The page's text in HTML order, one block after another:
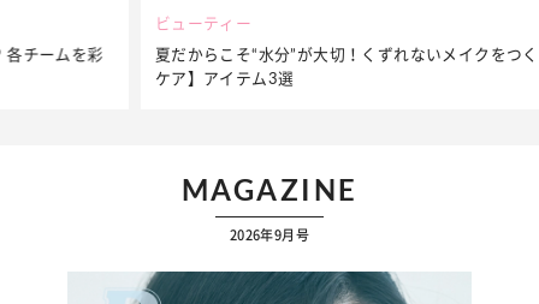
夏だからこそ“水分”が大切！くずれないメイクをつくる【保湿
ケア】アイテム3選
MAGAZINE
2026年9月号